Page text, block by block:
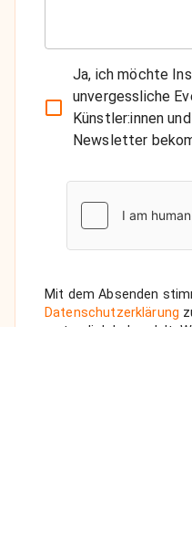
Ja, ich möchte
unvergessliche
Künstler:innen
Newsletter
Mit dem Absenden
Datenschutzerklärung
vertraulich behandelt.